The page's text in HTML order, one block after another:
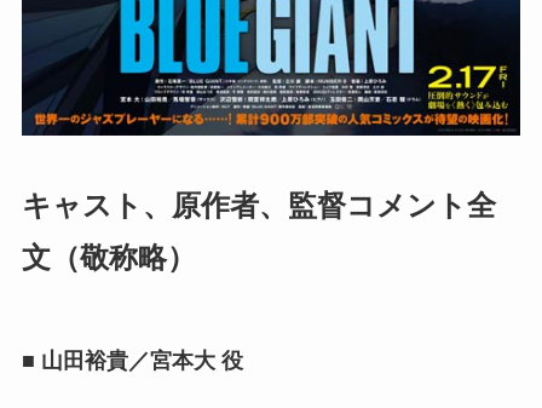
キャスト、原作者、監督コメント全
文（敬称略）
■ 山田裕貴／宮本大 役